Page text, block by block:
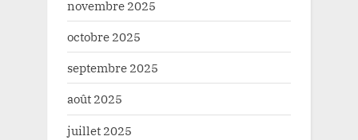
novembre 2025
octobre 2025
septembre 2025
août 2025
juillet 2025